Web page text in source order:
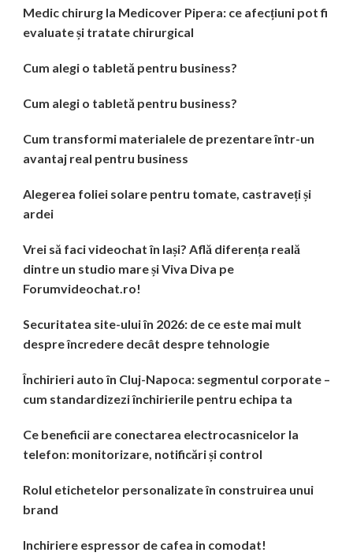
Medic chirurg la Medicover Pipera: ce afecțiuni pot fi
evaluate și tratate chirurgical
Cum alegi o tabletă pentru business?
Cum alegi o tabletă pentru business?
Cum transformi materialele de prezentare într-un
avantaj real pentru business
Alegerea foliei solare pentru tomate, castraveți și
ardei
Vrei să faci videochat în Iași? Află diferența reală
dintre un studio mare și Viva Diva pe
Forumvideochat.ro!
Securitatea site-ului în 2026: de ce este mai mult
despre încredere decât despre tehnologie
Închirieri auto în Cluj-Napoca: segmentul corporate –
cum standardizezi închirierile pentru echipa ta
Ce beneficii are conectarea electrocasnicelor la
telefon: monitorizare, notificări și control
Rolul etichetelor personalizate în construirea unui
brand
Inchiriere espressor de cafea in comodat!